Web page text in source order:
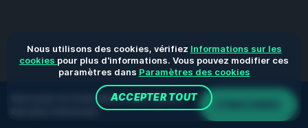
Vous jouez en mode démo. Le jeu réel est
Nous utilisons des cookies, vérifiez Informations sur les
cookies pour plus d'informations. Vous pouvez modifier ces
paramètres dans Paramètres des cookies
ACCEPTER TOUT